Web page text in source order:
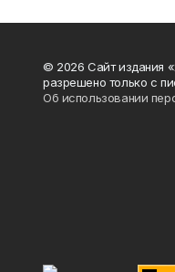
© 2026 Сайт издания
разрешено только с
Об использовании